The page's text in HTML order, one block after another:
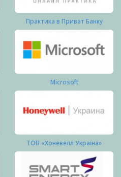
Практика в Приват Банку
Microsoft
ТОВ «Хоневелл Україна»